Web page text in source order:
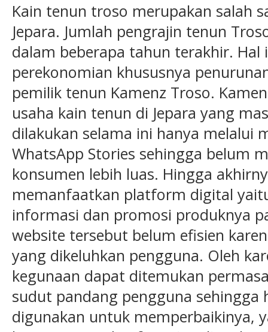
Kain tenun troso merupakan salah
Jepara. Jumlah pengrajin tenun
dalam beberapa tahun terakhir. Hal
perekonomian khususnya
pemilik tenun Kamenz Troso.
usaha kain tenun di Jepara yang
dilakukan selama ini hanya melalui
WhatsApp Stories sehingga belum
konsumen lebih luas. Hingga
memanfaatkan platform digital
informasi dan promosi produknya
website tersebut belum efisien
yang dikeluhkan pengguna. Oleh
kegunaan dapat ditemukan
sudut pandang pengguna sehingga
digunakan untuk memperbaikinya,